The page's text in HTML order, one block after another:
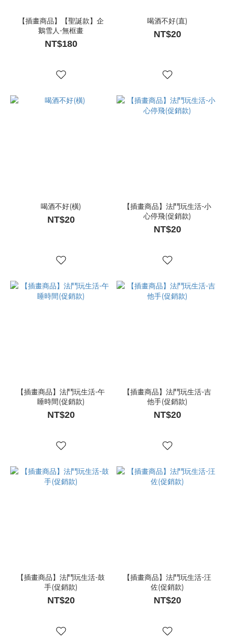
【插畫商品】【聖誕款】企
鵝雪人-無框畫
NT$180
喝酒不好(直)
NT$20
喝酒不好(橫)
NT$20
【插畫商品】法鬥玩生活-小
心停飛(促銷款)
NT$20
【插畫商品】法鬥玩生活-午
睡時間(促銷款)
NT$20
【插畫商品】法鬥玩生活-吉
他手(促銷款)
NT$20
【插畫商品】法鬥玩生活-鼓
手(促銷款)
NT$20
【插畫商品】法鬥玩生活-汪
佐(促銷款)
NT$20